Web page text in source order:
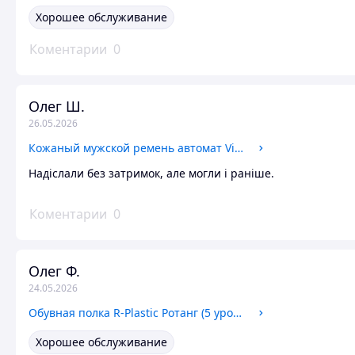
Хорошее обслуживание
Коментарии 0
Олег Ш.
26.05.2026
Кожаный мужской ремень автомат Vintage Черный, брючный пояс из натуральной кожи
Надіслали без затримок, але могли і раніше.
Коментарии 0
Олег Ф.
24.05.2026
Обувная полка R-Plastic Ротанг (5 уровней) Усиленный пластик, разборная конструкция, Черный цвет
Хорошее обслуживание